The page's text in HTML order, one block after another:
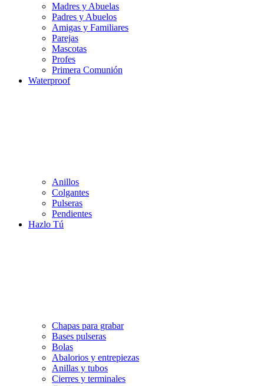
Madres y Abuelas
Padres y Abuelos
Amigas y Familiares
Parejas
Mascotas
Profes
Primera Comunión
Waterproof
Anillos
Colgantes
Pulseras
Pendientes
Hazlo Tú
Chapas para grabar
Bases pulseras
Bolas
Abalorios y entrepiezas
Anillas y tubos
Cierres y terminales